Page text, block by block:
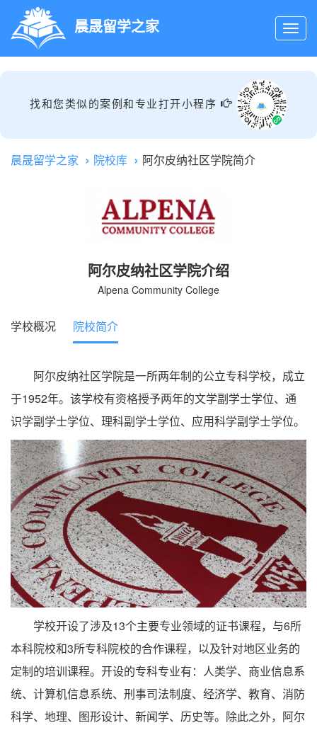
晨晟留学之家
找和您类似的案例和专业打开小程序
晨晟留学之家 院校库 阿尔皮纳社区学院简介
阿尔皮纳社区学院介绍
Alpena Community College
学校概况 院校简介
阿尔皮纳社区学院是一所两年制的公立专科学校，成立
于1952年。该学校有资格授予两年的文学副学士学位、通
识学副学士学位、理科副学士学位、应用科学副学士学位。
学校开设了涉及13个主要专业领域的证书课程，与6所
本科院校和3所专科院校的合作课程，以及针对地区业务的
定制的培训课程。开设的专科专业有：人类学、商业信息系
统、计算机信息系统、刑事司法制度、经济学、教育、消防
科学、地理、图形设计、新闻学、历史等。除此之外，阿尔